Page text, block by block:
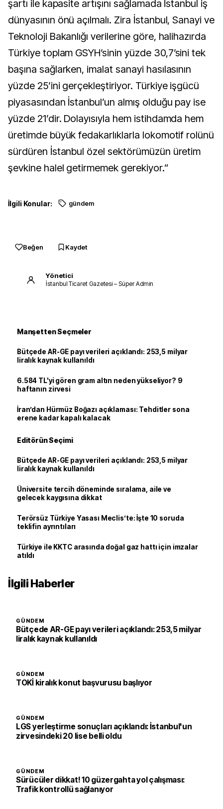
şartı ile kapasite artışını sağlamada İstanbul iş
dünyasının önü açılmalı. Zira İstanbul, Sanayi ve
Teknoloji Bakanlığı verilerine göre, halihazırda
Türkiye toplam GSYH’sinin yüzde 30,7’sini tek
başına sağlarken, imalat sanayi hasılasının
yüzde 25’ini gerçekleştiriyor. Türkiye işgücü
piyasasından İstanbul’un almış olduğu pay ise
yüzde 21’dir. Dolayısıyla hem istihdamda hem
üretimde büyük fedakarlıklarla lokomotif rolünü
sürdüren İstanbul özel sektörümüzün üretim
şevkine halel getirmemek gerekiyor.”
İlgili Konular: gündem
Beğen Kaydet
Yönetici
İstanbul Ticaret Gazetesi – Süper Admin
Manşetten Seçmeler
Bütçede AR-GE payı verileri açıklandı: 253,5 milyar
liralık kaynak kullanıldı
6.584 TL'yi gören gram altın neden yükseliyor? 9
haftanın zirvesi
İran’dan Hürmüz Boğazı açıklaması: Tehditler sona
erene kadar kapalı kalacak
Editörün Seçimi
Bütçede AR-GE payı verileri açıklandı: 253,5 milyar
liralık kaynak kullanıldı
Üniversite tercih döneminde sıralama, aile ve
gelecek kaygısına dikkat
Terörsüz Türkiye Yasası Meclis’te: İşte 10 soruda
teklifin ayrıntıları
Türkiye ile KKTC arasında doğal gaz hattı için imzalar
atıldı
İlgili Haberler
GÜNDEM
Bütçede AR-GE payı verileri açıklandı: 253,5 milyar
liralık kaynak kullanıldı
GÜNDEM
TOKİ kiralık konut başvurusu başlıyor
GÜNDEM
LGS yerleştirme sonuçları açıklandı: İstanbul'un
zirvesindeki 20 lise belli oldu
GÜNDEM
Sürücüler dikkat! 10 güzergahta yol çalışması:
Trafik kontrollü sağlanıyor